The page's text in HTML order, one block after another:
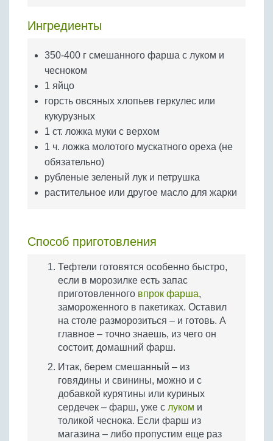
Яйца
Ингредиенты
350-400 г смешанного фарша с луком и
чесноком
1 яйцо
горсть овсяных хлопьев геркулес или
кукурузных
1 ст. ложка муки с верхом
1 ч. ложка молотого мускатного ореха (не
обязательно)
рубленые зеленый лук и петрушка
растительное или другое масло для жарки
Способ приготовления
Тефтели готовятся особенно быстро,
если в морозилке есть запас
приготовленного впрок фарша,
замороженного в пакетиках. Оставил
на столе разморозиться – и готовь. А
главное – точно знаешь, из чего он
состоит, домашний фарш.
Итак, берем смешанный – из
говядины и свинины, можно и с
добавкой курятины или куриных
сердечек – фарш, уже с луком и
толикой чеснока. Если фарш из
магазина – либо пропустим еще раз